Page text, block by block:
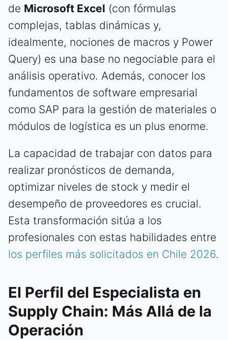
de Microsoft Excel (con fórmulas
complejas, tablas dinámicas y,
idealmente, nociones de macros y Power
Query) es una base no negociable para el
análisis operativo. Además, conocer los
fundamentos de software empresarial
como SAP para la gestión de materiales o
módulos de logística es un plus enorme.
La capacidad de trabajar con datos para
realizar pronósticos de demanda,
optimizar niveles de stock y medir el
desempeño de proveedores es crucial.
Esta transformación sitúa a los
profesionales con estas habilidades entre
los perfiles más solicitados en Chile 2026.
El Perfil del Especialista en
Supply Chain: Más Allá de la
Operación